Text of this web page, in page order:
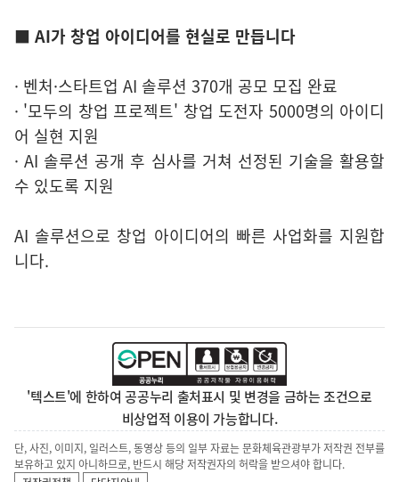
■ AI가 창업 아이디어를 현실로 만듭니다
· 벤처·스타트업 AI 솔루션 370개 공모 모집 완료
· '모두의 창업 프로젝트' 창업 도전자 5000명의 아이디
어 실현 지원
· AI 솔루션 공개 후 심사를 거쳐 선정된 기술을 활용할
수 있도록 지원
AI 솔루션으로 창업 아이디어의 빠른 사업화를 지원합
니다.
'텍스트'에 한하여 공공누리 출처표시 및 변경을 금하는 조건으로
비상업적 이용이 가능합니다.
단, 사진, 이미지, 일러스트, 동영상 등의 일부 자료는 문화체육관광부가 저작권 전부를
보유하고 있지 아니하므로, 반드시 해당 저작권자의 허락을 받으셔야 합니다.